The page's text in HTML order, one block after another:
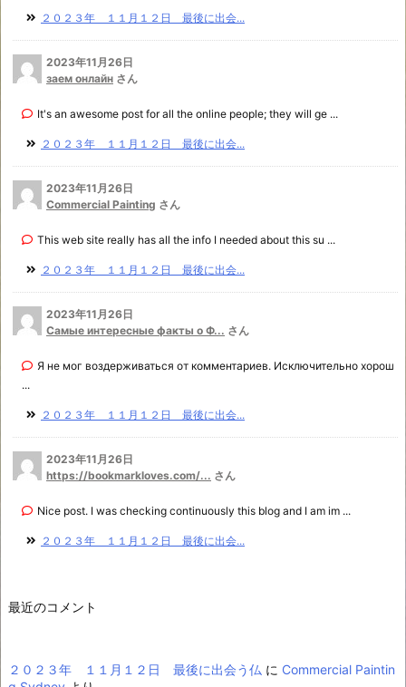
２０２３年 １１月１２日 最後に出会...
2023年11月26日
заем онлайн さん
It's an awesome post for all the online people; they will ge ...
２０２３年 １１月１２日 最後に出会...
2023年11月26日
Commercial Painting さん
This web site really has all the info I needed about this su ...
２０２３年 １１月１２日 最後に出会...
2023年11月26日
Самые интересные факты о Ф... さん
Я не мог воздерживаться от комментариев. Исключительно хорош
...
２０２３年 １１月１２日 最後に出会...
2023年11月26日
https://bookmarkloves.com/... さん
Nice post. I was checking continuously this blog and I am im ...
２０２３年 １１月１２日 最後に出会...
最近のコメント
２０２３年 １１月１２日 最後に出会う仏 に Commercial Paintin